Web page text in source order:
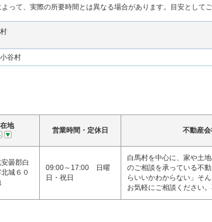
って、実際の所要時間とは異なる場合があります。目安としてご
谷村
地
営業時間・定休日 不動産
曇郡白
城６０
09:00～17:00 日曜
日・祝日
白馬村を中心に、家や土
のご相談を承っている不
らいいかわからない」そ
お気軽にご相談ください